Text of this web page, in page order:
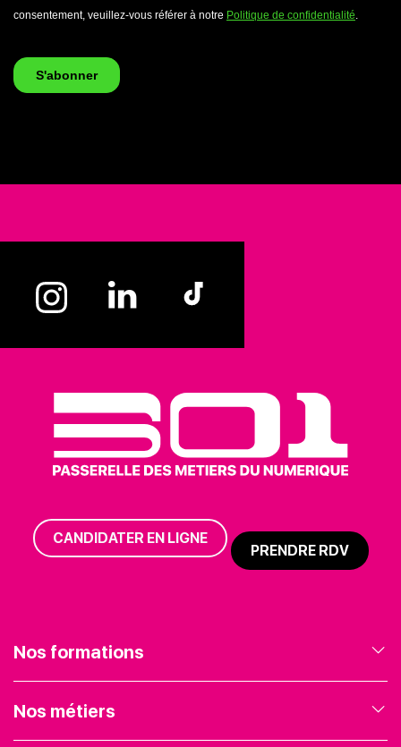
CANDIDATER EN LIGNE
PRENDRE RDV
Nos formations
Nos formations en Marketing Digital
Nos métiers